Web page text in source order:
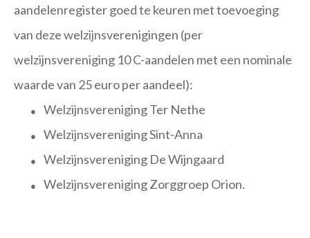
aandelenregister goed te keuren met toevoeging
van deze welzijnsverenigingen (per
welzijnsvereniging 10 C-aandelen met een nominale
waarde van 25 euro per aandeel):
● Welzijnsvereniging Ter Nethe
● Welzijnsvereniging Sint-Anna
● Welzijnsvereniging De Wijngaard
● Welzijnsvereniging Zorggroep Orion.